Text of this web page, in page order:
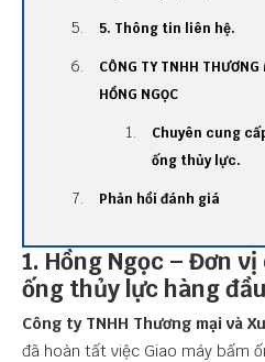
5. Thông tin liên hệ.
CÔNG TY TNHH
HỒNG NGỌC
Chuyên cung
ống thủy lực.
Phản hồi đánh giá
1. Hồng Ngọc – Đơn
ống thủy lực hàng
Công ty TNHH Thương mại và
đã hoàn tất việc Giao máy bấm